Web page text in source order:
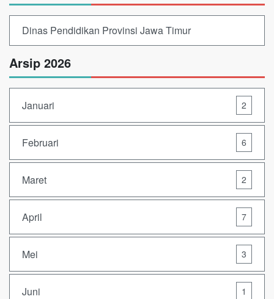
Dinas Pendidikan Provinsi Jawa Timur
Arsip 2026
Januari 2
Februari 6
Maret 2
April 7
Mei 3
Juni 1